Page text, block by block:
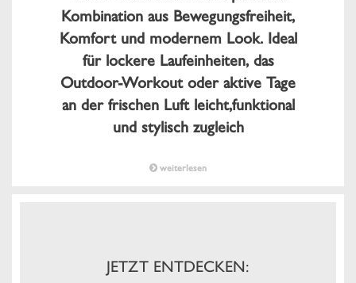
Kombination aus Bewegungsfreiheit,
Komfort und modernem Look. Ideal
für lockere Laufeinheiten, das
Outdoor-Workout oder aktive Tage
an der frischen Luft leicht,funktional
und stylisch zugleich
weiterlesen
JETZT ENTDECKEN: